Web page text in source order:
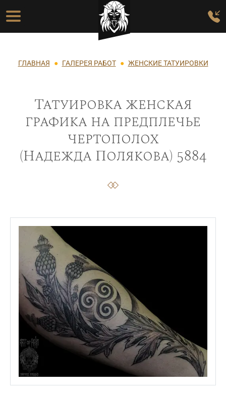
Перейти к основному содержанию
Основная навигация
Строка навигации
ГЛАВНАЯ ГАЛЕРЕЯ РАБОТ ЖЕНСКИЕ ТАТУИРОВКИ
Татуировка женская
графика на предплечье
чертополох
(Надежда Полякова) 5884